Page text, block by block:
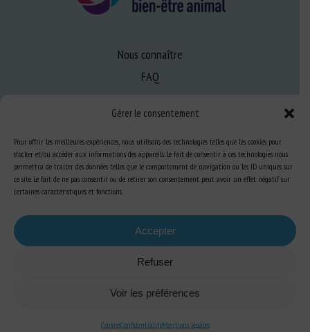
Gérer le consentement
Pour offrir les meilleures expériences, nous utilisons des technologies telles que les cookies pour
stocker et/ou accéder aux informations des appareils. Le fait de consentir à ces technologies nous
permettra de traiter des données telles que le comportement de navigation ou les ID uniques sur
ce site. Le fait de ne pas consentir ou de retirer son consentement peut avoir un effet négatif sur
certaines caractéristiques et fonctions.
Accepter
Refuser
Voir les préférences
CookiesConfidentialitéMentions légales
Nous connaître
FAQ
S’informer sur le BEA
Se former au BEA
Ressources